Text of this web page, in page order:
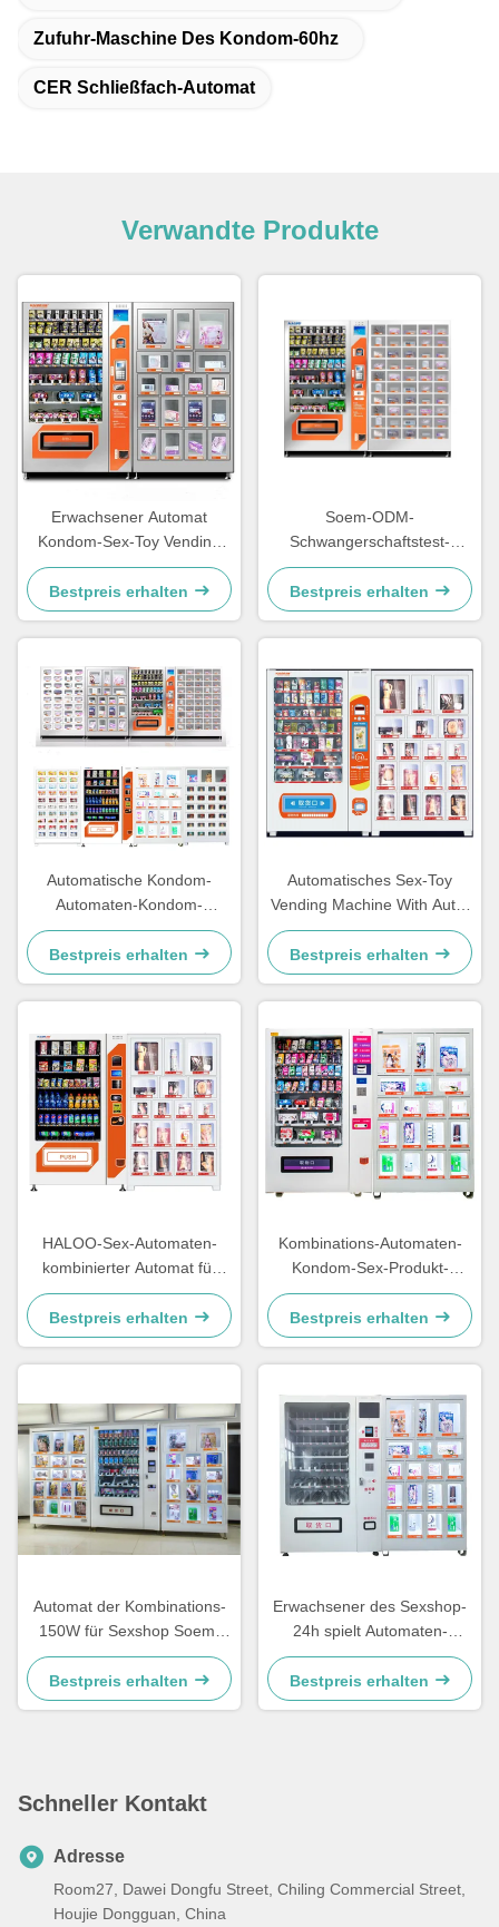
Zufuhr-Maschine Des Kondom-60hz
CER Schließfach-Automat
Verwandte Produkte
Erwachsener Automat
Kondom-Sex-Toy Vending
Machine Combo Toyss
Bestpreis erhalten
Soem-ODM-
Schwangerschaftstest-
Automat Art Kit Test Vending
Machine With 50
Schließfächer
Bestpreis erhalten
Automatische Kondom-
Automaten-Kondom-
Zufuhrmaschine Sexshop-
Automaten
Bestpreis erhalten
Automatisches Sex-Toy
Vending Machine With Auto-
Schließfach
Bestpreis erhalten
HALOO-Sex-Automaten-
kombinierter Automat für
erwachsene Produkte
Bestpreis erhalten
Kombinations-Automaten-
Kondom-Sex-Produkt-
Automaten-gewundene
Spulen-Schlitze
Bestpreis erhalten
Automat der Kombinations-
150W für Sexshop Soem-
ODM mit Raumtemperatur
Bestpreis erhalten
Erwachsener des Sexshop-
24h spielt Automaten-
hygienischer Produkt-
Automaten-sexy Puppen-
Automaten
Bestpreis erhalten
Schneller Kontakt
Adresse
Room27, Dawei Dongfu Street, Chiling Commercial Street,
Houjie Dongguan, China